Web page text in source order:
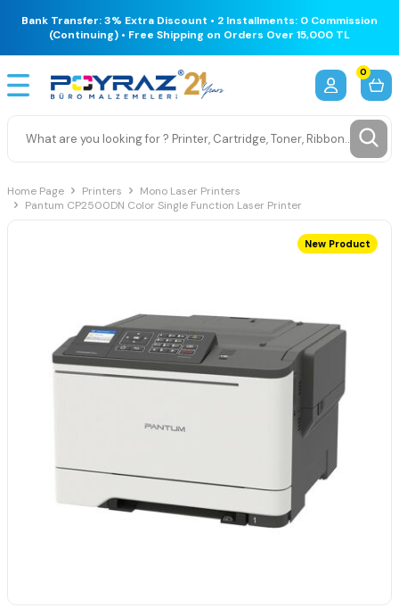
Bank Transfer: 3% Extra Discount • 2 Installments: 0 Commission
(Continuing) • Free Shipping on Orders Over 15,000 TL
0
Home Page Printers
Mono Laser Printers
Pantum CP2500DN Color Single Function Laser Printer
New Product